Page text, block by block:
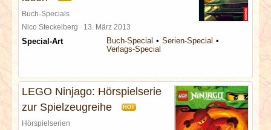
Buch-Specials
Nico Steckelberg 13. März 2013
Special-Art Buch-Special
Serien-Special
Verlags-Special
LEGO Ninjago: Hörspielserie
zur Spielzeugreihe
HOT
Hörspielserien